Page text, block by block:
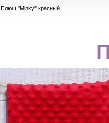
Плюш "Minky" красный